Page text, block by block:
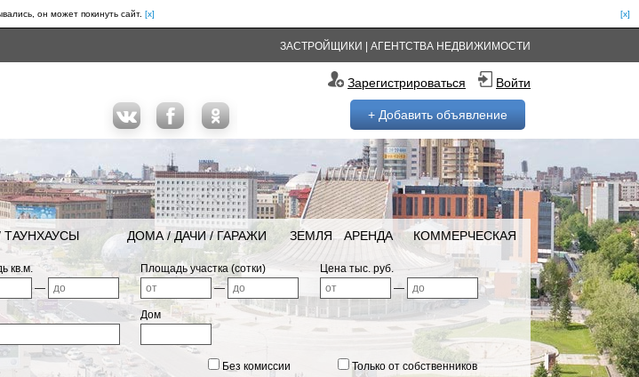
он может покинуть сайт. [x]
[x]
ЗАСТРОЙЩИКИ АГЕНТСТВА НЕДВИЖИМОСТИ
Зарегистрироваться Войти
+ Добавить объявление
ДОМА / ДАЧИ / ГАРАЖИ ЗЕМЛЯ АРЕНДА КОММЕРЧЕСКАЯ
кв.м.
—
Площадь участка (сотки)
—
Цена тыс. руб.
—
Дом
Без комиссии Только от собственников